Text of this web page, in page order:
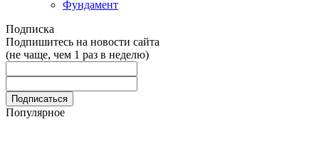
Фундамент
Подписка
Подпишитесь на новости сайта
(не чаще, чем 1 раз в неделю)
Популярное